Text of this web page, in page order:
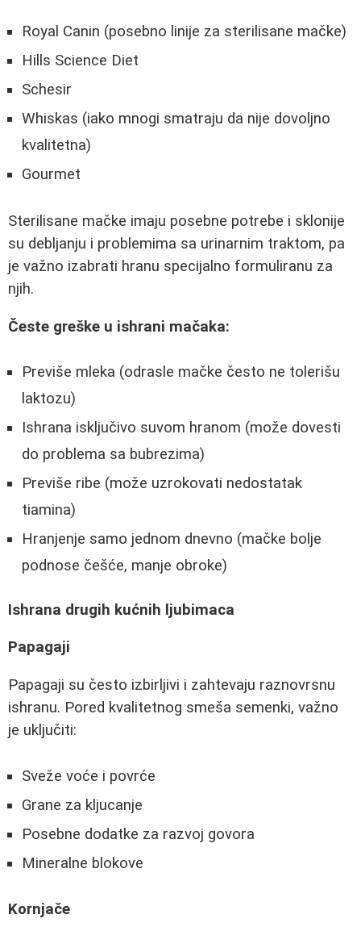
Royal Canin (posebno linije za sterilisane mačke)
Hills Science Diet
Schesir
Whiskas (iako mnogi smatraju da nije dovoljno
kvalitetna)
Gourmet
Sterilisane mačke imaju posebne potrebe i sklonije
su debljanju i problemima sa urinarnim traktom, pa
je važno izabrati hranu specijalno formuliranu za
njih.
Česte greške u ishrani mačaka:
Previše mleka (odrasle mačke često ne tolerišu
laktozu)
Ishrana isključivo suvom hranom (može dovesti
do problema sa bubrezima)
Previše ribe (može uzrokovati nedostatak
tiamina)
Hranjenje samo jednom dnevno (mačke bolje
podnose češće, manje obroke)
Ishrana drugih kućnih ljubimaca
Papagaji
Papagaji su često izbirljivi i zahtevaju raznovrsnu
ishranu. Pored kvalitetnog smeša semenki, važno
je uključiti:
Sveže voće i povrće
Grane za kljucanje
Posebne dodatke za razvoj govora
Mineralne blokove
Kornjače